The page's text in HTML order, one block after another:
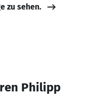
zu sehen.
Philipp